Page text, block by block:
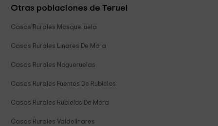
Otras poblaciones de Teruel
Casas Rurales Mosqueruela
Casas Rurales Linares De Mora
Casas Rurales Nogueruelas
Casas Rurales Fuentes De Rubielos
Casas Rurales Rubielos De Mora
Casas Rurales Valdelinares